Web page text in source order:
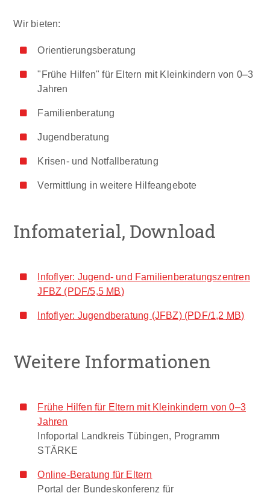
Wir bieten:
Orientierungsberatung
"Frühe Hilfen" für Eltern mit Kleinkindern von 0–3
Jahren
Familienberatung
Jugendberatung
Krisen- und Notfallberatung
Vermittlung in weitere Hilfeangebote
Infomaterial, Download
Infoflyer: Jugend- und Familienberatungszentren
JFBZ (PDF/5,5 MB)
Infoflyer: Jugendberatung (JFBZ)(PDF/1,2 MB)
Weitere Informationen
Frühe Hilfen für Eltern mit Kleinkindern von 0–3
Jahren
Infoportal Landkreis Tübingen, Programm
STÄRKE
Online-Beratung für Eltern
Portal der Bundeskonferenz für